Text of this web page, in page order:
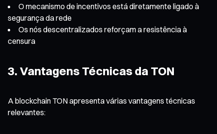
O mecanismo de incentivos está diretamente ligado à
segurança da rede
Os nós descentralizados reforçam a resistência à
censura
3. Vantagens Técnicas da TON
A blockchain TON apresenta várias vantagens técnicas
relevantes: